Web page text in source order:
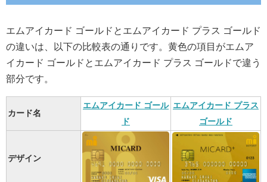
エムアイカード ゴールドとエムアイカード プラス ゴールド
の違いは、以下の比較表の通りです。黄色の項目がエムア
イカード ゴールドとエムアイカード プラス ゴールドで違う
部分です。
カード名
エムアイカード ゴール
ド
エムアイカード プラス
ゴールド
デザイン